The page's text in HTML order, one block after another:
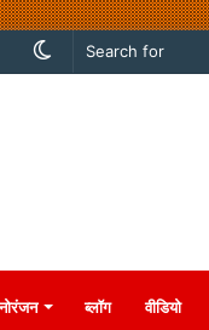
Switch
ब्लॉग वीडियो